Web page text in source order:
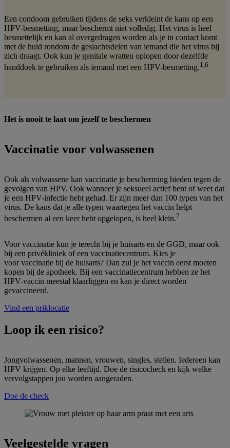
Een condoom gebruiken tijdens de seks verkleint de kans op een
HPV-besmetting, maar beschermt niet volledig. Het virus is heel
besmettelijk en kan al overgedragen worden als je in contact komt
met de huid rondom de geslachtsdelen van iemand die het virus bij
zich draagt. Ook kun je genitale wratten oplopen door dezelfde
handdoek te gebruiken als iemand met een HPV-besmetting.1,6
Het is nooit te laat om jezelf te beschermen
Vaccinatie voor volwassenen
Ook als volwassene kan vaccinatie je bescherming bieden tegen de
gevolgen van HPV. Ook wanneer je seksueel actief bent of weet dat
je een HPV-infectie hebt gehad. Er zijn meer dan 100 typen van het
virus. De kans dat je alle typen waartegen het vaccin helpt
beschermen al een keer hebt opgelopen, is heel klein.7
Voor vaccinatie kun je terecht bij je huisarts en de GGD, maar ook
bij een privékliniek of een vaccinatiecentrum. Kies je
voor vaccinatie bij de huisarts? Dan zul je het vaccin eerst moeten
kopen bij de apotheek. Bij een vaccinatiecentrum hebben ze het
HPV-vaccin meestal klaarliggen en kan je direct worden
gevaccineerd.
Vind een priklocatie
Loop ik een risico?
Jongvolwassenen, mannen, vrouwen, singles, stellen. Iedereen kan
HPV krijgen. Op elke leeftijd. Doe de risicocheck en kijk welke
vervolgstappen jou worden aangeraden.
Doe de check
Veelgestelde vragen